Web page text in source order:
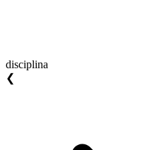
disciplina
❮